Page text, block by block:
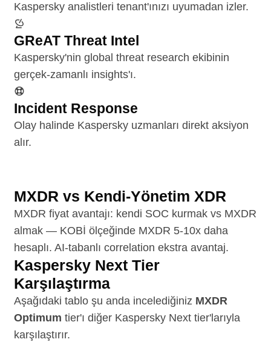
Kaspersky analistleri tenant'ınızı uyumadan izler.
GReAT Threat Intel
Kaspersky'nin global threat research ekibinin
gerçek-zamanlı insights'ı.
Incident Response
Olay halinde Kaspersky uzmanları direkt aksiyon
alır.
MXDR vs Kendi-Yönetim XDR
MXDR fiyat avantajı: kendi SOC kurmak vs MXDR
almak — KOBİ ölçeğinde MXDR 5-10x daha
hesaplı. AI-tabanlı correlation ekstra avantaj.
Kaspersky Next Tier
Karşılaştırma
Aşağıdaki tablo şu anda incelediğiniz MXDR
Optimum tier'ı diğer Kaspersky Next tier'larıyla
karşılaştırır.